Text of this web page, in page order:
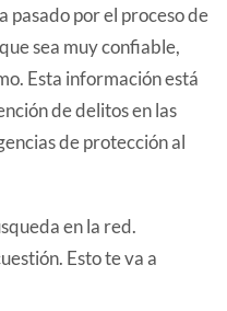
pasado por el proceso de
sea muy confiable,
Esta información está
de delitos en las
de protección al
en la red.
Esto te va a